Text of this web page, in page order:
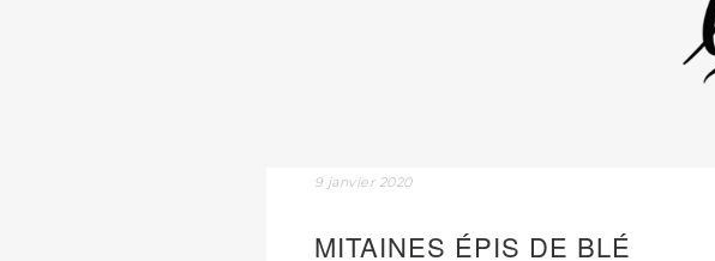
9 janvier 2020
MITAINES ÉPIS DE BLÉ